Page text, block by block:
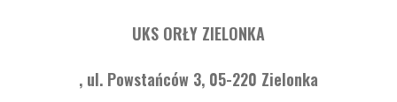
UKS ORŁY ZIELONKA
, ul. Powstańców 3, 05-220 Zielonka